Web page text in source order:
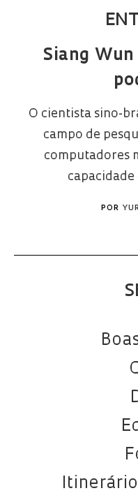
Siang Wun
O cientista sino-
campo de
computadores
POR